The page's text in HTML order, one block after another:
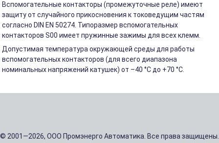
Вспомогательные контакторы (промежуточные реле) имеют
защиту от случайного прикосновения к токоведущим частям
согласно DIN EN 50274. Типоразмер вспомогательных
контакторов S00 имеет пружинные зажимы для всех клемм.
Допустимая температура окружающей среды для работы
вспомогательных контакторов (для всего диапазона
номинальных напряжений катушек) от –40 °C до +70 °C.
© 2001—2026, ООО Промэнерго Автоматика. Все права защищены.